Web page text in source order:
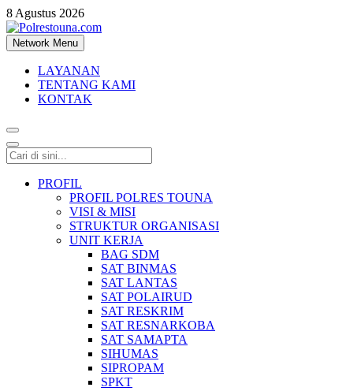
8 Agustus 2026
Polrestouna.com
Informasi Layanan Publik
Network Menu
LAYANAN
TENTANG KAMI
KONTAK
PROFIL
PROFIL POLRES TOUNA
VISI & MISI
STRUKTUR ORGANISASI
UNIT KERJA
BAG SDM
SAT BINMAS
SAT LANTAS
SAT POLAIRUD
SAT RESKRIM
SAT RESNARKOBA
SAT SAMAPTA
SIHUMAS
SIPROPAM
SPKT